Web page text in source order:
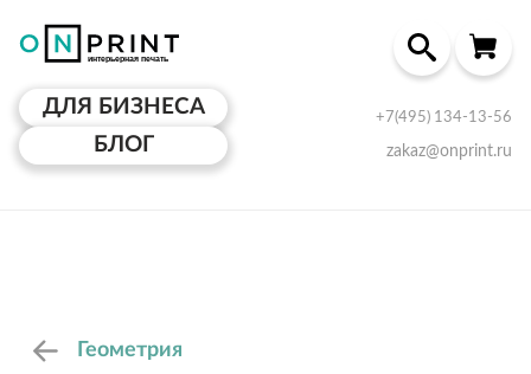
ДЛЯ БИЗНЕСА
БЛОГ
+7(495) 134-13-56
zakaz@onprint.ru
Геометрия